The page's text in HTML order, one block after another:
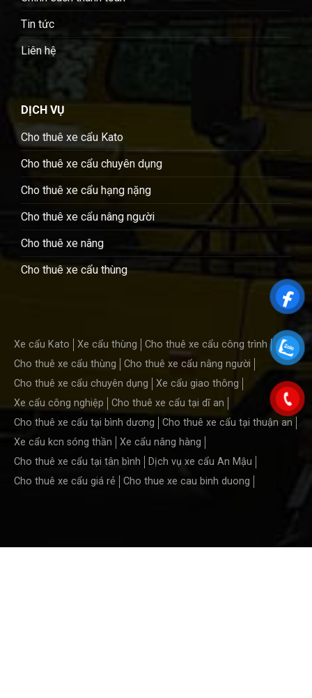
Tin tức
Liên hệ
DỊCH VỤ
Cho thuê xe cẩu Kato
Cho thuê xe cẩu chuyên dụng
Cho thuê xe cẩu hạng nặng
Cho thuê xe cẩu nâng người
Cho thuê xe nâng
Cho thuê xe cẩu thùng
Xe cẩu Kato Xe cẩu thùng
Cho thuê xe cẩu công trình
Cho thuê xe cẩu thùng
Cho thuê xe cẩu nâng người
Cho thuê xe cẩu chuyên dụng
Xe cẩu giao thông
Xe cẩu công nghiệp
Cho thuê xe cẩu tại dĩ an
Cho thuê xe cẩu tại bình dương
Cho thuê xe cẩu tại thuận an
Xe cẩu kcn sóng thần
Xe cẩu nâng hàng
Cho thuê xe cẩu tại tân bình
Dịch vụ xe cẩu An Mậu
Cho thuê xe cẩu giá rẻ
Cho thue xe cau binh duong